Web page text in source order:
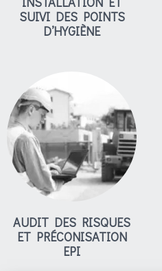
SUIVI DES POINTS
D’HYGIÈNE
AUDIT DES RISQUES
ET PRÉCONISATION
EPI